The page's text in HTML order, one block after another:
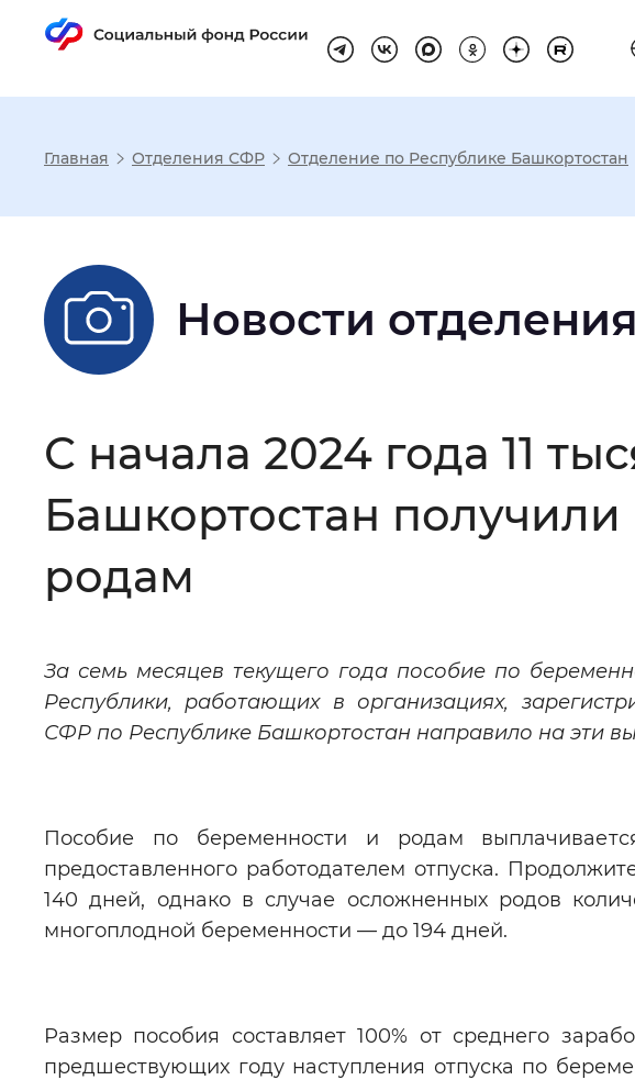
Настройка режима
Размер шрифта
Шрифт
Интервал между буквами Нормальный
Звуковой ассистент: Воспроизвести
Вернуть стандартные настройки
Главная Отделения СФР Отделение по Республике Башкортостан
Новости отделения
С начала 2024 года 11
Башкортостан
родам
За семь месяцев текущего года пособие по
Республики, работающих в организациях,
СФР по Республике Башкортостан направило на эти
Пособие по беременности и родам
предоставленного работодателем отпуска.
140 дней, однако в случае осложненных родов
многоплодной беременности — до 194 дней.
Размер пособия составляет 100% от среднего
предшествующих году наступления отпуска по